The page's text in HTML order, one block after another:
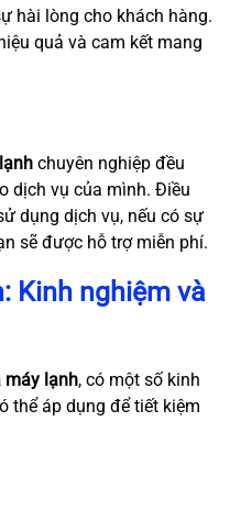
hài lòng cho khách hàng.
quả và cam kết mang
chuyên nghiệp đều
dịch vụ của mình. Điều
dụng dịch vụ, nếu có sự
sẽ được hỗ trợ miễn phí.
Kinh nghiệm và
máy lạnh, có một số kinh
thể áp dụng để tiết kiệm